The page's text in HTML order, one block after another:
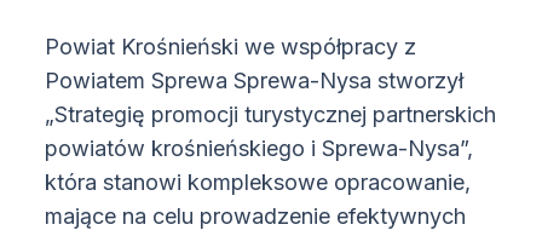
Powiat Krośnieński we współpracy z
Powiatem Sprewa Sprewa-Nysa stworzył
„Strategię promocji turystycznej partnerskich
powiatów krośnieńskiego i Sprewa-Nysa”,
która stanowi kompleksowe opracowanie,
mające na celu prowadzenie efektywnych